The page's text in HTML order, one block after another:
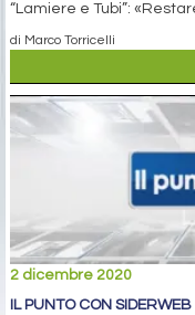
“Lamiere e Tubi”:
di Marco Torricelli
2 dicembre 2020
IL PUNTO CON SIDERWEB